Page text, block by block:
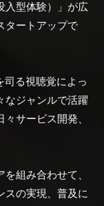
入型体験）」が広
タートアップで
司る視聴覚によっ
なジャンルで活躍
サービス開発、
組み合わせて、
スの実現、普及に